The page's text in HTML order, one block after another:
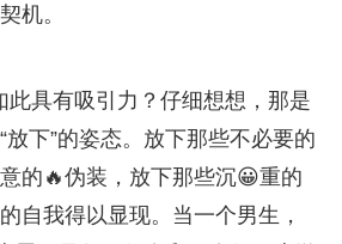
机。
此具有吸引力？仔细想想，那是
放下”的姿态。放下那些不必要的
的🔥伪装，放下那些沉😀重的
自我得以显现。当一个男生，